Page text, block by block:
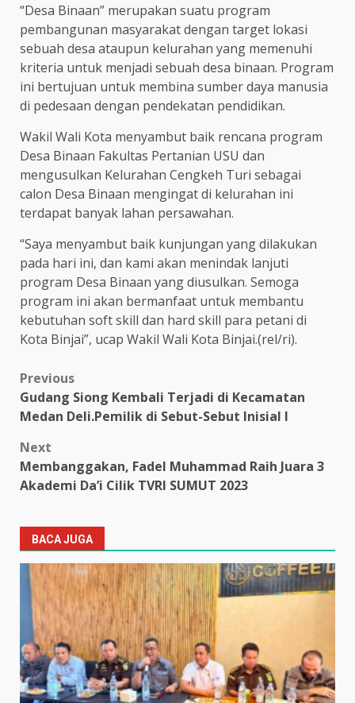
“Desa Binaan” merupakan suatu program
pembangunan masyarakat dengan target lokasi
sebuah desa ataupun kelurahan yang memenuhi
kriteria untuk menjadi sebuah desa binaan. Program
ini bertujuan untuk membina sumber daya manusia
di pedesaan dengan pendekatan pendidikan.
Wakil Wali Kota menyambut baik rencana program
Desa Binaan Fakultas Pertanian USU dan
mengusulkan Kelurahan Cengkeh Turi sebagai
calon Desa Binaan mengingat di kelurahan ini
terdapat banyak lahan persawahan.
“Saya menyambut baik kunjungan yang dilakukan
pada hari ini, dan kami akan menindak lanjuti
program Desa Binaan yang diusulkan. Semoga
program ini akan bermanfaat untuk membantu
kebutuhan soft skill dan hard skill para petani di
Kota Binjai”, ucap Wakil Wali Kota Binjai.(rel/ri).
Post
navigation
Previous
Gudang Siong Kembali Terjadi di Kecamatan
Medan Deli.Pemilik di Sebut-Sebut Inisial I
Next
Membanggakan, Fadel Muhammad Raih Juara 3
Akademi Da’i Cilik TVRI SUMUT 2023
BACA JUGA